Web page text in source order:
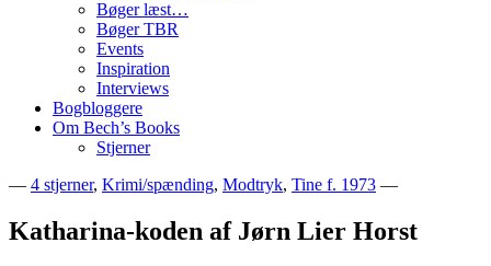
Bøger læst…
Bøger TBR
Events
Inspiration
Interviews
Bogbloggere
Om Bech’s Books
Stjerner
Bech's Books
— 4 stjerner, Krimi/spænding, Modtryk, Tine f. 1973 —
Katharina-koden af Jørn Lier Horst